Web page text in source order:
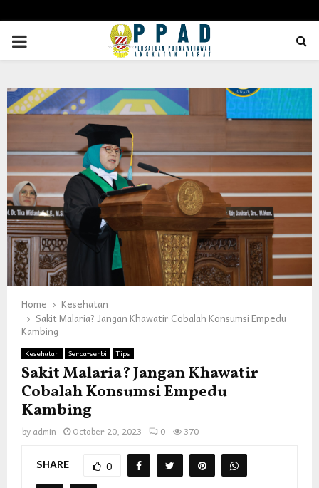
PRIMARY
Home
Kesehatan
Sakit Malaria? Jangan Khawatir Cobalah Konsumsi Empedu
Kambing
Kesehatan Serba-serbi Tips
Sakit Malaria? Jangan Khawatir
Cobalah Konsumsi Empedu
Kambing
by admin October 20, 2023 0 370
SHARE 0